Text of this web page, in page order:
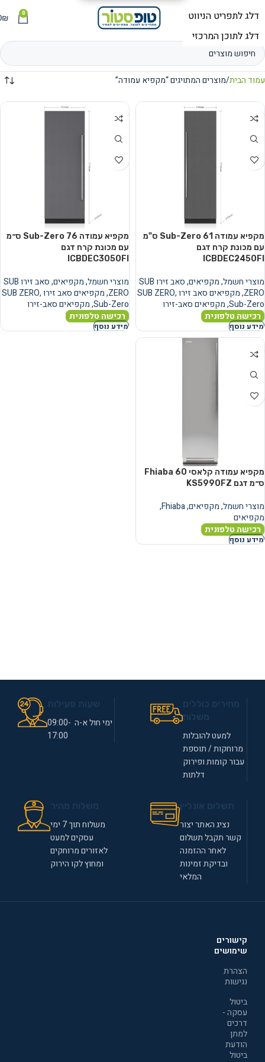
תפריט 0
₪
עמוד הבית מוצרים המתויגים “מקפיא עמודה”
מקפיא עמודה Sub-Zero 61 ס"מ
עם מכונת קרח דגם
ICBDEC2450FI
מוצרי חשמל,מקפיאים,
סאב זירו SUB
ZERO
,מקפיאים סאב זירו SUB ZERO,
Sub-Zero
,מקפיאים סאב-זירו
רכישה טלפונית
מידע נוסף
מקפיא עמודה Sub-Zero 76 ס״מ
עם מכונת קרח דגם
ICBDEC3050FI
מוצרי חשמל,מקפיאים,
סאב זירו SUB
ZERO
,מקפיאים סאב זירו SUB ZERO,
Sub-Zero
,מקפיאים סאב-זירו
רכישה טלפונית
מידע נוסף
מקפיא עמודה קלאסי Fhiaba 60
ס״מ דגם KS5990FZ
מוצרי חשמל,מקפיאים,
Fhiaba
,
מקפיאים
רכישה טלפונית
מידע נוסף
למעט להובלות
מרוחקות / תוספת
עבור קומות ופירוק
דלתות
ימי חול א-ה 09:00-
17:00
נציג האתר יצור
קשר תקבל תשלום
לאחר ההזמנה
ובדיקת זמינות
המלאי
משלוח תוך 7 ימי
עסקים למעט
לאזורים מרוחקים
ומחוץ לקו הירוק
קישורים
שימושים
הצהרת
נגישות
ביטול
עסקה -
דרכים
למתן
הודעת
ביטול